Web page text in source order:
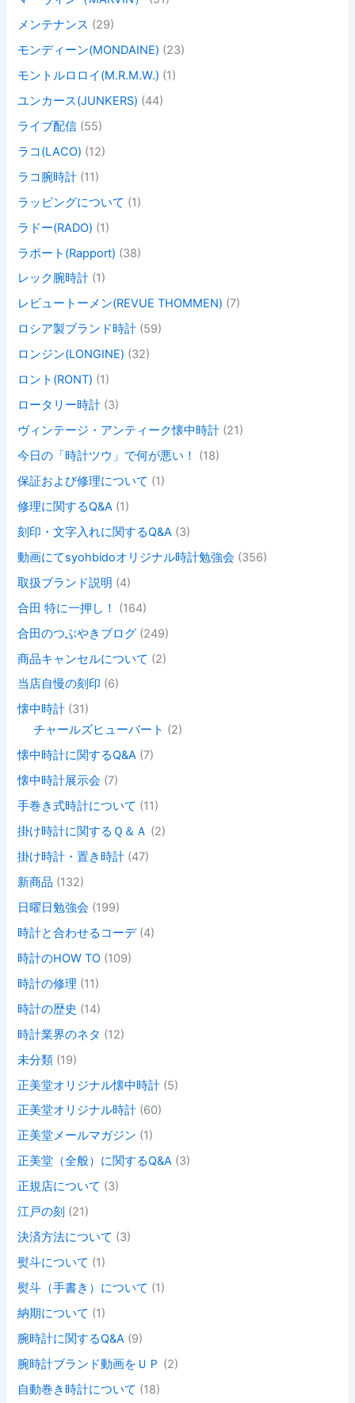
メンテナンス (29)
モンディーン(MONDAINE) (23)
モントルロロイ(M.R.M.W.) (1)
ユンカース(JUNKERS) (44)
ライブ配信 (55)
ラコ(LACO) (12)
ラコ腕時計 (11)
ラッピングについて (1)
ラドー(RADO) (1)
ラポート(Rapport) (38)
レック腕時計 (1)
レビュートーメン(REVUE THOMMEN) (7)
ロシア製ブランド時計 (59)
ロンジン(LONGINE) (32)
ロント(RONT) (1)
ロータリー時計 (3)
ヴィンテージ・アンティーク懐中時計 (21)
今日の「時計ツウ」で何が悪い！
(18)
保証および修理について (1)
修理に関するQ&A (1)
刻印・文字入れに関するQ&A (3)
動画にてsyohbidoオリジナル時計勉強会 (356)
取扱ブランド説明 (4)
合田 特に一押し！
(164)
合田のつぶやきブログ (249)
商品キャンセルについて (2)
当店自慢の刻印 (6)
懐中時計 (31)
チャールズヒューバート (2)
懐中時計に関するQ&A (7)
懐中時計展示会 (7)
手巻き式時計について (11)
掛け時計に関するＱ＆Ａ (2)
掛け時計・置き時計 (47)
新商品 (132)
日曜日勉強会 (199)
時計と合わせるコーデ(4)
時計のHOW TO (109)
時計の修理 (11)
時計の歴史 (14)
時計業界のネタ (12)
未分類 (19)
正美堂オリジナル懐中時計 (5)
正美堂オリジナル時計 (60)
正美堂メールマガジン (1)
正美堂（全般）に関するQ&A (3)
正規店について (3)
江戸の刻 (21)
決済方法について (3)
熨斗について (1)
熨斗（手書き）について (1)
納期について (1)
腕時計に関するQ&A (9)
腕時計ブランド動画をＵＰ (2)
自動巻き時計について (18)